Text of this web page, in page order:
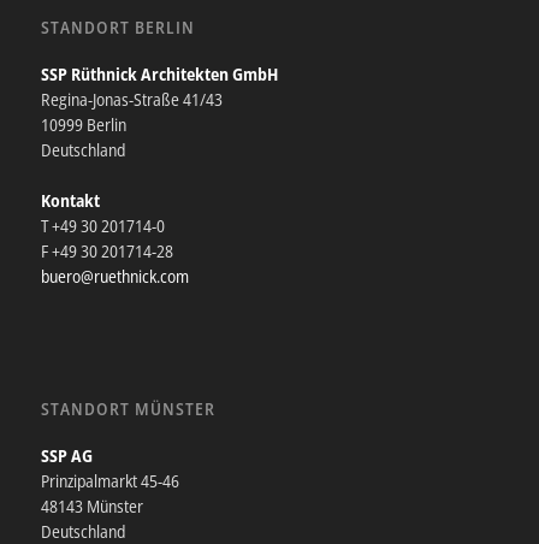
STANDORT BERLIN
SSP Rüthnick Architekten GmbH
Regina-Jonas-Straße 41/43
10999 Berlin
Deutschland
Kontakt
T +49 30 201714-0
F +49 30 201714-28
buero@ruethnick.com
STANDORT MÜNSTER
SSP AG
Prinzipalmarkt 45-46
48143 Münster
Deutschland